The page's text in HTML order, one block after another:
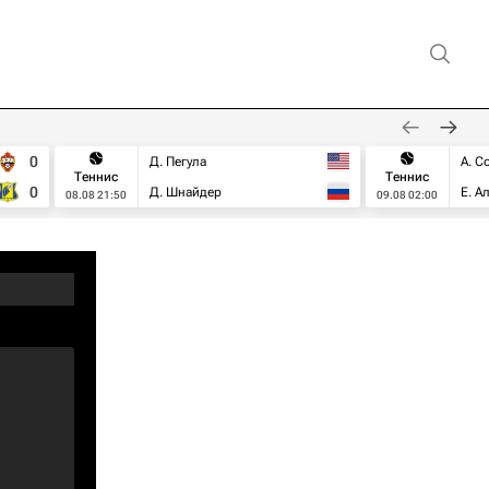
0
0
Теннис
08.08 21:50
Д. Пегула
Д. Шнайдер
Теннис
09.08 02:00
А.
Е.